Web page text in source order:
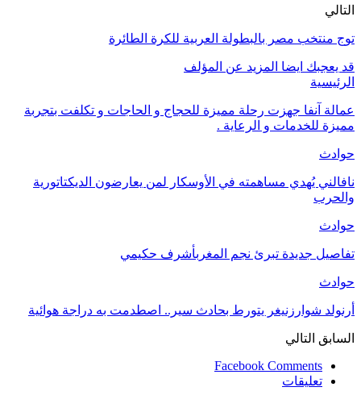
التالي
توج منتخب مصر بالبطولة العربية للكرة الطائرة
قد يعجبك ايضا المزيد عن المؤلف
الرئيسية
عمالة آنفا جهزت رحلة مميزة للحجاج و الحاجات و تكلفت بتجربة
مميزة للخدمات و الرعاية .
حوادث
نافالني يُهدي مساهمته في الأوسكار لمن يعارضون الديكتاتورية
والحرب
حوادث
تفاصيل جديدة تبرئ نجم المغربأشرف حكيمي
حوادث
أرنولد شوارزنيغر يتورط بحادث سير.. اصطدمت به دراجة هوائية
السابق التالي
Facebook Comments
تعليقات